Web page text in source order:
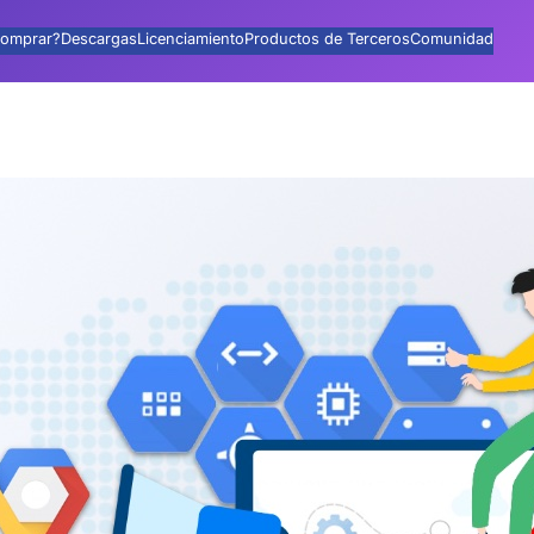
DescargasLicenciamientoProductos de TercerosComunidad